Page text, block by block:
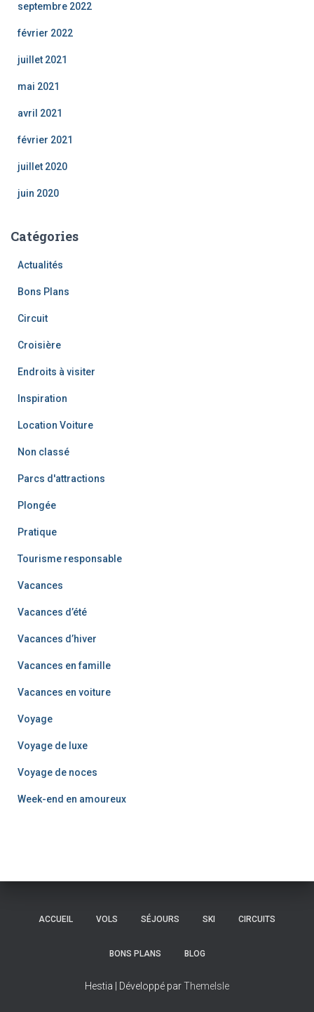
septembre 2022
février 2022
juillet 2021
mai 2021
avril 2021
février 2021
juillet 2020
juin 2020
Catégories
Actualités
Bons Plans
Circuit
Croisière
Endroits à visiter
Inspiration
Location Voiture
Non classé
Parcs d'attractions
Plongée
Pratique
Tourisme responsable
Vacances
Vacances d’été
Vacances d’hiver
Vacances en famille
Vacances en voiture
Voyage
Voyage de luxe
Voyage de noces
Week-end en amoureux
ACCUEIL VOLS SÉJOURS SKI CIRCUITS
BONS PLANS BLOG
Hestia | Développé parThemeIsle